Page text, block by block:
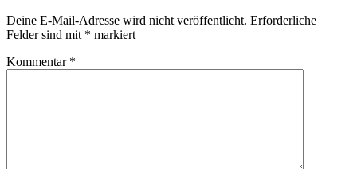
Deine E-Mail-Adresse wird nicht veröffentlicht. Erforderliche
Felder sind mit * markiert
Kommentar *